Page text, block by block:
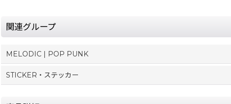
関連グループ
MELODIC | POP PUNK
STICKER・ステッカー